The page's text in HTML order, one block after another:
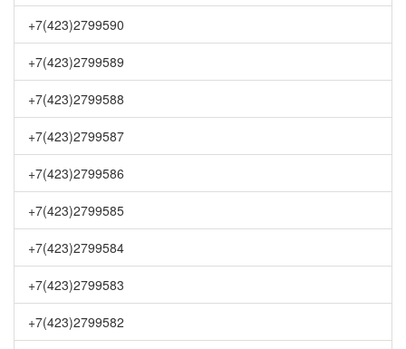
+7(423)2799590
+7(423)2799589
+7(423)2799588
+7(423)2799587
+7(423)2799586
+7(423)2799585
+7(423)2799584
+7(423)2799583
+7(423)2799582